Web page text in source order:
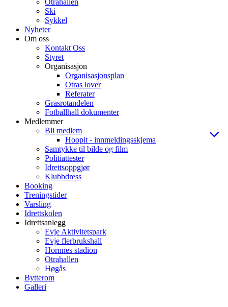
Ski
Sykkel
Nyheter
Om oss
Kontakt Oss
Styret
Organisasjon
Organisasjonsplan
Otras lover
Referater
Grasrotandelen
Fotballhall dokumenter
Medlemmer
Bli medlem
Hoopit - innmeldingsskjema
Samtykke til bilde og film
Politiattester
Idrettsoppgjør
Klubbdress
Booking
Treningstider
Varsling
Idrettskolen
Idrettsanlegg
Evje Aktivitetspark
Evje flerbrukshall
Hornnes stadion
Otrahallen
Høgås
Bytterom
Galleri